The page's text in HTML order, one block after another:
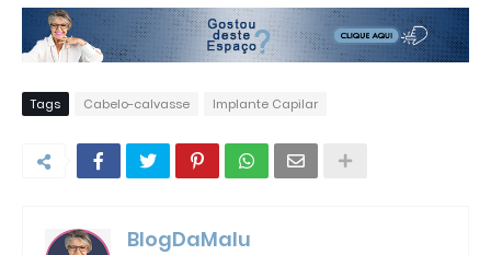
Tags Cabelo-calvasse Implante Capilar
BlogDaMalu